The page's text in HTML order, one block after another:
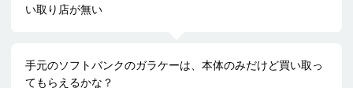
い取り店が無い
手元のソフトバンクのガラケーは、本体のみだけど買い取っ
てもらえるかな？